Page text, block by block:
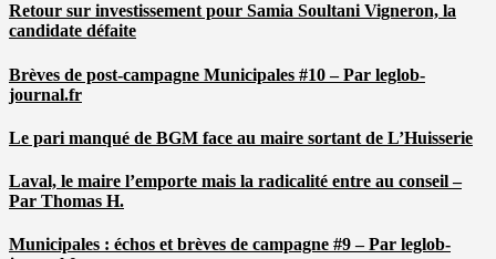
Retour sur investissement pour Samia Soultani Vigneron, la
candidate défaite
Brèves de post-campagne Municipales #10 – Par leglob-
journal.fr
Le pari manqué de BGM face au maire sortant de L’Huisserie
Laval, le maire l’emporte mais la radicalité entre au conseil –
Par Thomas H.
Municipales : échos et brèves de campagne #9 – Par leglob-